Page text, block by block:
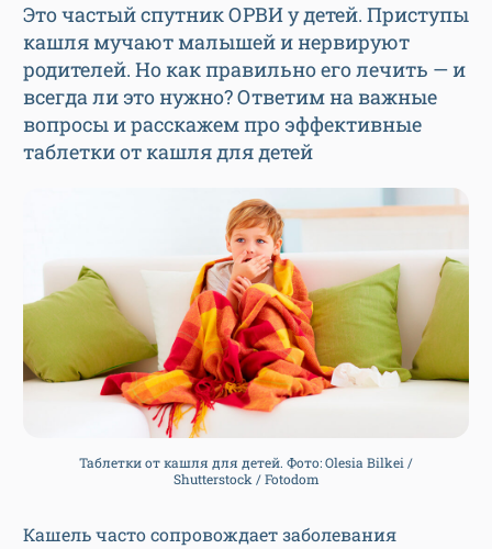
Это частый спутник ОРВИ у детей. Приступы
кашля мучают малышей и нервируют
родителей. Но как правильно его лечить — и
всегда ли это нужно? Ответим на важные
вопросы и расскажем про эффективные
таблетки от кашля для детей
Таблетки от кашля для детей. Фото: Olesia Bilkei /
Shutterstock / Fotodom
Кашель часто сопровождает заболевания